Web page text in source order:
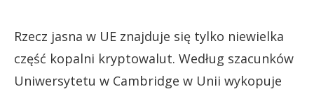
Rzecz jasna w UE znajduje się tylko niewielka
część kopalni kryptowalut. Według szacunków
Uniwersytetu w Cambridge w Unii wykopuje